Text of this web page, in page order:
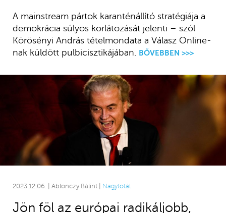
A mainstream pártok karanténállító stratégiája a
demokrácia súlyos korlátozását jelenti – szól
Körösényi András tételmondata a Válasz Online-
nak küldött pulbicisztikájában. BŐVEBBEN >>>
2023.12.06. | Ablonczy Bálint | Nagytotál
Jön föl az európai radikáljobb,